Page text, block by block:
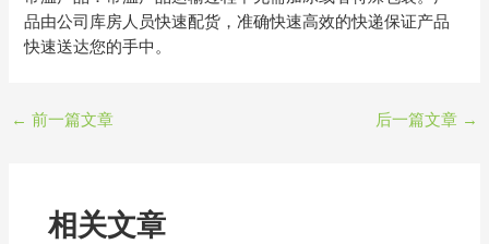
品由公司库房人员快速配货，准确快速高效的快递保证产品
快速送达您的手中。
← 前一篇文章 后一篇文章 →
相关文章